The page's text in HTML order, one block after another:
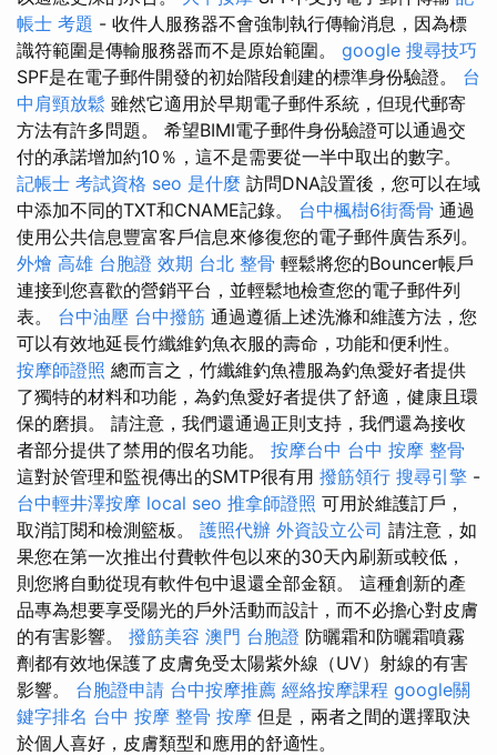
帳士 考題 - 收件人服務器不會強制執行傳輸消息，因為標
識符範圍是傳輸服務器而不是原始範圍。 google 搜尋技巧
SPF是在電子郵件開發的初始階段創建的標準身份驗證。 台
中肩頸放鬆 雖然它適用於早期電子郵件系統，但現代郵寄
方法有許多問題。 希望BIMI電子郵件身份驗證可以通過交
付的承諾增加約10％，這不是需要從一半中取出的數字。
記帳士 考試資格 seo 是什麼 訪問DNA設置後，您可以在域
中添加不同的TXT和CNAME記錄。 台中楓樹6街喬骨 通過
使用公共信息豐富客戶信息來修復您的電子郵件廣告系列。
外燴 高雄 台胞證 效期 台北 整骨 輕鬆將您的Bouncer帳戶
連接到您喜歡的營銷平台，並輕鬆地檢查您的電子郵件列
表。 台中油壓 台中撥筋 通過遵循上述洗滌和維護方法，您
可以有效地延長竹纖維釣魚衣服的壽命，功能和便利性。
按摩師證照 總而言之，竹纖維釣魚禮服為釣魚愛好者提供
了獨特的材料和功能，為釣魚愛好者提供了舒適，健康且環
保的磨損。 請注意，我們還通過正則支持，我們還為接收
者部分提供了禁用的假名功能。 按摩台中 台中 按摩 整骨
這對於管理和監視傳出的SMTP很有用 撥筋領行 搜尋引擎 -
台中輕井澤按摩 local seo 推拿師證照 可用於維護訂戶，
取消訂閱和檢測籃板。 護照代辦 外資設立公司 請注意，如
果您在第一次推出付費軟件包以來的30天內刷新或較低，
則您將自動從現有軟件包中退還全部金額。 這種創新的產
品專為想要享受陽光的戶外活動而設計，而不必擔心對皮膚
的有害影響。 撥筋美容 澳門 台胞證 防曬霜和防曬霜噴霧
劑都有效地保護了皮膚免受太陽紫外線（UV）射線的有害
影響。 台胞證申請 台中按摩推薦 經絡按摩課程 google關
鍵字排名 台中 按摩 整骨 按摩 但是，兩者之間的選擇取決
於個人喜好，皮膚類型和應用的舒適性。